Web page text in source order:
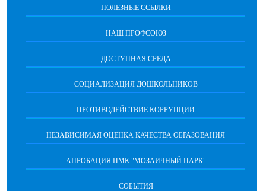
ПОЛЕЗНЫЕ ССЫЛКИ
НАШ ПРОФСОЮЗ
ДОСТУПНАЯ СРЕДА
СОЦИАЛИЗАЦИЯ ДОШКОЛЬНИКОВ
ПРОТИВОДЕЙСТВИЕ КОРРУПЦИИ
НЕЗАВИСИМАЯ ОЦЕНКА КАЧЕСТВА ОБРАЗОВАНИЯ
АПРОБАЦИЯ ПМК "МОЗАИЧНЫЙ ПАРК"
СОБЫТИЯ